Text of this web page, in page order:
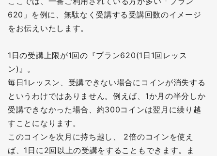
620」を例に、無駄なく受講する受講回数のイメージ
をお伝えいたします。
1日の受講上限が1回の『プラン620(1日1回レッス
ン)』。
毎日1レッスン、受講できない場合にコインが消失する
というわけではありません。例えば、1か月の半分しか
受講できなかった場合、約300コインは翌月に繰り越
すことになります。
このコインを次月に持ち越し、 2倍のコインを使え
ば、1日に2回以上の受講をすることもできます。ま